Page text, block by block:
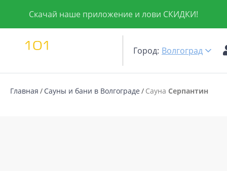
Скачай наше приложение и лови СКИДКИ!
Город: Волгоград
Главная Сауны и бани в Волгограде Сауна Серпантин